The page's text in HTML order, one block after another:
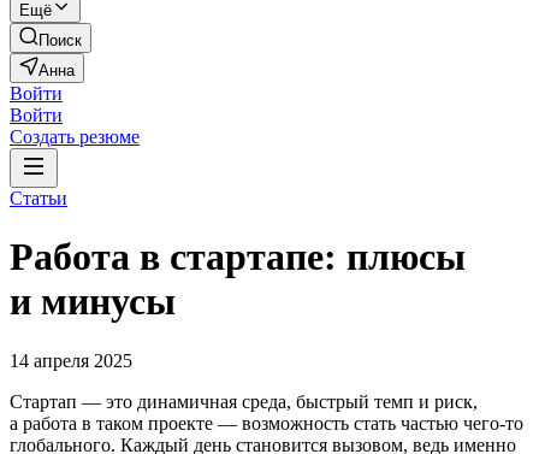
Ещё
Поиск
Анна
Войти
Войти
Создать резюме
Статьи
Работа в стартапе: плюсы
и минусы
14 апреля 2025
Стартап — это динамичная среда, быстрый темп и риск,
а работа в таком проекте — возможность стать частью чего-то
глобального. Каждый день становится вызовом, ведь именно